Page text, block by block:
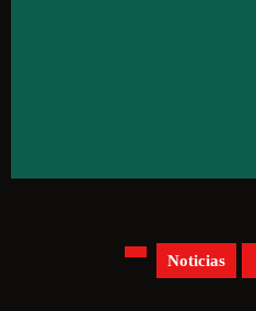
Noticias